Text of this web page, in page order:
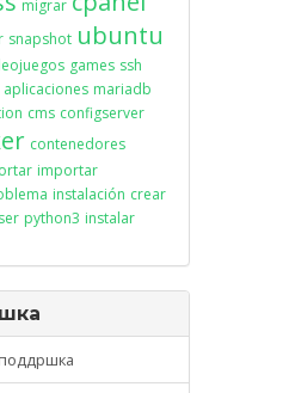
migrar
snapshot ubuntu
games ssh
aplicaciones mariadb
cms configserver
contenedores
importar
instalación crear
python3 instalar